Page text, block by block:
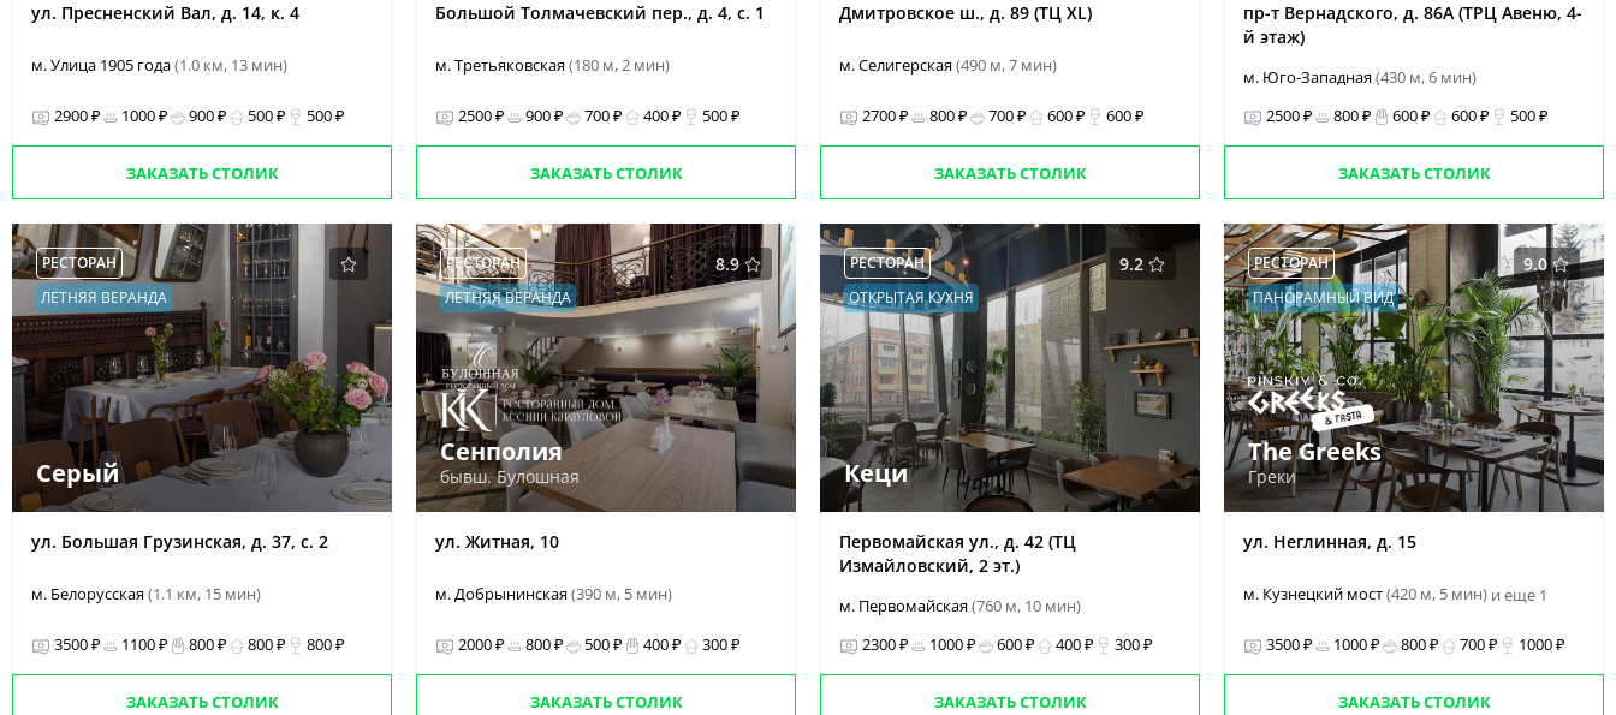
ул. Пресненский Вал, д. 14, к. 4
м. Улица 1905 года(1.0 км, 13 мин)
2900 ₽ 1000 ₽ 900 ₽ 500 ₽ 500 ₽
ЗАКАЗАТЬ СТОЛИК
Большой Толмачевский пер., д. 4, с. 1
м. Третьяковская(180 м, 2 мин)
2500 ₽ 900 ₽ 700 ₽ 400 ₽ 500 ₽
ЗАКАЗАТЬ СТОЛИК
Дмитровское ш., д. 89 (ТЦ XL)
м. Селигерская(490 м, 7 мин)
2700 ₽ 800 ₽ 700 ₽ 600 ₽ 600 ₽
ЗАКАЗАТЬ СТОЛИК
пр-т Вернадского, д. 86А (ТРЦ Авеню, 4-
й этаж)
м. Юго-Западная(430 м, 6 мин)
2500 ₽
800 ₽ 600 ₽ 600 ₽ 500 ₽
ЗАКАЗАТЬ СТОЛИК
РЕСТОРАН
ЛЕТНЯЯ ВЕРАНДА
Серый
ул. Большая Грузинская, д. 37, с. 2
м. Белорусская(1.1 км, 15 мин)
3500 ₽ 1100 ₽ 800 ₽ 800 ₽ 800 ₽
ЗАКАЗАТЬ СТОЛИК
8.9
РЕСТОРАН
ЛЕТНЯЯ ВЕРАНДА
Сенполия
бывш. Булошная
ул. Житная, 10
м. Добрынинская(390 м, 5 мин)
2000 ₽ 800 ₽ 500 ₽ 400 ₽ 300 ₽
ЗАКАЗАТЬ СТОЛИК
9.2
РЕСТОРАН
ОТКРЫТАЯ КУХНЯ
Кеци
Первомайская ул., д. 42 (ТЦ
Измайловский, 2 эт.)
м. Первомайская(760 м, 10 мин)
2300 ₽
1000 ₽ 600 ₽ 400 ₽ 300 ₽
ЗАКАЗАТЬ СТОЛИК
9.0
РЕСТОРАН
ПАНОРАМНЫЙ ВИД
The Greeks
Греки
ул. Неглинная, д. 15
м. Кузнецкий мост(420 м, 5 мин) и еще 1
3500 ₽ 1000 ₽ 800 ₽ 700 ₽ 1000 ₽
ЗАКАЗАТЬ СТОЛИК